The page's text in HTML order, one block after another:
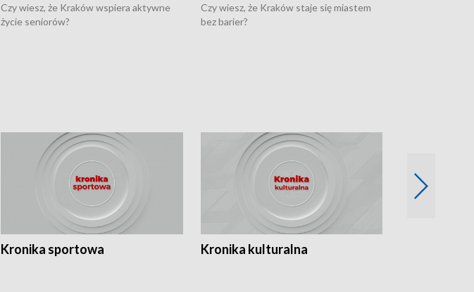
Czy wiesz, że Kraków wspiera aktywne
życie seniorów?
Czy wiesz, że Kraków staje się miastem
bez barier?
Kronika sportowa Kronika kulturalna